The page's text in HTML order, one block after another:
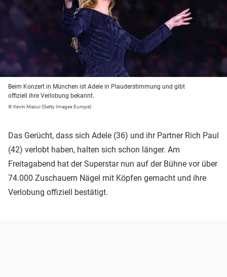
Beim Konzert in München ist Adele in Plauderstimmung und gibt
offiziell ihre Verlobung bekannt.
© Kevin Mazur (Getty Images Europe)
Das Gerücht, dass sich Adele (36) und ihr Partner Rich Paul
(42) verlobt haben, halten sich schon länger. Am
Freitagabend hat der Superstar nun auf der Bühne vor über
74.000 Zuschauern Nägel mit Köpfen gemacht und ihre
Verlobung offiziell bestätigt.